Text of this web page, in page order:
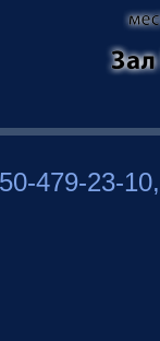
479-23-